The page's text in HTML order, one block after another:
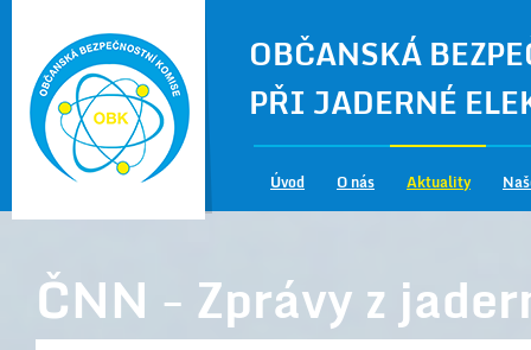
OBČANSKÁ
PŘI JADERNÉ
Úvod O nás Aktuality
ČNN - Zprávy z